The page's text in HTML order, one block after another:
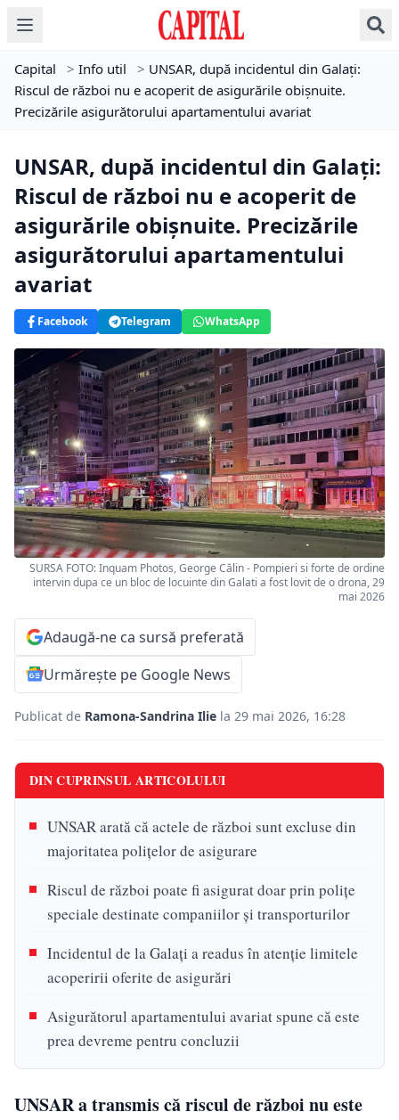
Capital > Info util > UNSAR, după incidentul din Galați:
Riscul de război nu e acoperit de asigurările obișnuite.
Precizările asigurătorului apartamentului avariat
UNSAR, după incidentul din Galați:
Riscul de război nu e acoperit de
asigurările obișnuite. Precizările
asigurătorului apartamentului
avariat
Facebook Telegram WhatsApp
SURSA FOTO: Inquam Photos, George Călin - Pompieri si forte de ordine
intervin dupa ce un bloc de locuinte din Galati a fost lovit de o drona, 29
mai 2026
Adaugă-ne ca sursă preferată
Urmărește pe Google News
Publicat de Ramona-Sandrina Ilie la 29 mai 2026, 16:28
DIN CUPRINSUL ARTICOLULUI
UNSAR arată că actele de război sunt excluse din
majoritatea polițelor de asigurare
Riscul de război poate fi asigurat doar prin polițe
speciale destinate companiilor și transporturilor
Incidentul de la Galați a readus în atenție limitele
acoperirii oferite de asigurări
Asigurătorul apartamentului avariat spune că este
prea devreme pentru concluzii
UNSAR a transmis că riscul de război nu este